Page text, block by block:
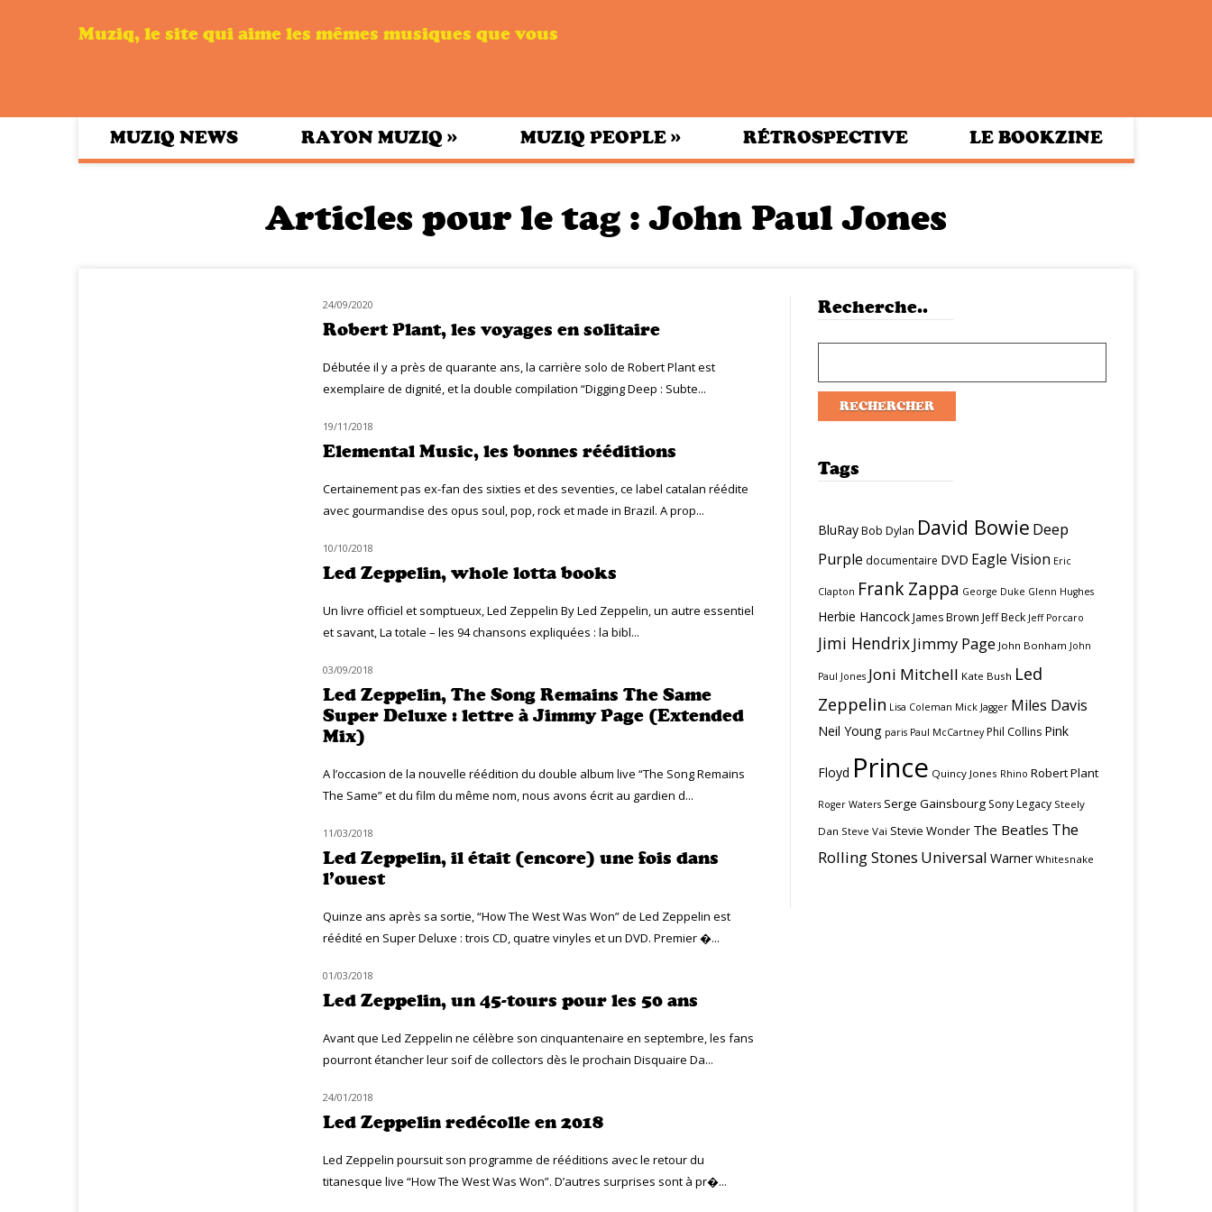
Muziq, le site qui aime les mêmes musiques que vous
MUZIQ NEWS RAYON MUZIQ » MUZIQ PEOPLE » RÉTROSPECTIVE LE BOOKZINE
Articles pour le tag :John Paul Jones
24/09/2020
Robert Plant, les voyages en solitaire
Débutée il y a près de quarante ans, la carrière solo de Robert Plant est
exemplaire de dignité, et la double compilation “Digging Deep : Subte...
19/11/2018
Elemental Music, les bonnes rééditions
Certainement pas ex-fan des sixties et des seventies, ce label catalan réédite
avec gourmandise des opus soul, pop, rock et made in Brazil. A prop...
10/10/2018
Led Zeppelin, whole lotta books
Un livre officiel et somptueux, Led Zeppelin By Led Zeppelin, un autre essentiel
et savant, La totale – les 94 chansons expliquées : la bibl...
03/09/2018
Led Zeppelin, The Song Remains The Same
Super Deluxe : lettre à Jimmy Page (Extended
Mix)
A l’occasion de la nouvelle réédition du double album live “The Song Remains
The Same” et du film du même nom, nous avons écrit au gardien d...
11/03/2018
Led Zeppelin, il était (encore) une fois dans
l’ouest
Quinze ans après sa sortie, “How The West Was Won” de Led Zeppelin est
réédité en Super Deluxe : trois CD, quatre vinyles et un DVD. Premier �...
01/03/2018
Led Zeppelin, un 45-tours pour les 50 ans
Avant que Led Zeppelin ne célèbre son cinquantenaire en septembre, les fans
pourront étancher leur soif de collectors dès le prochain Disquaire Da...
24/01/2018
Led Zeppelin redécolle en 2018
Led Zeppelin poursuit son programme de rééditions avec le retour du
titanesque live “How The West Was Won”. D’autres surprises sont à pr�...
Recherche..
Tags
BluRay Bob Dylan David Bowie Deep
Purple documentaire DVD Eagle Vision Eric
Clapton Frank Zappa George Duke Glenn Hughes
Herbie Hancock James Brown Jeff Beck Jeff Porcaro
Jimi HendrixJimmy Page John Bonham John
Paul Jones Joni Mitchell Kate Bush Led
Zeppelin Lisa Coleman Mick Jagger Miles Davis
Neil Young paris Paul McCartney Phil Collins Pink
Floyd Prince Quincy Jones Rhino Robert Plant
Roger Waters Serge Gainsbourg Sony Legacy Steely
Dan Steve Vai Stevie Wonder The Beatles The
Rolling Stones Universal Warner Whitesnake